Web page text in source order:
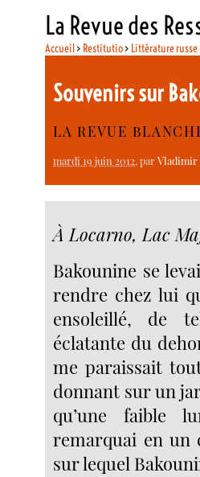
La Revue des
Accueil> Restitutio> Littérature russe
Souvenirs sur
LA REVUE
mardi 19 juin 2012, parVladimir
À Locarno, Lac
Bakounine se
rendre chez lui
ensoleillé, de
éclatante du
me paraissait
donnant sur un
qu’une faible
remarquai en un
sur lequel